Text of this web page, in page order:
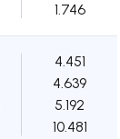
1.746
4.451
4.639
5.192
10.481